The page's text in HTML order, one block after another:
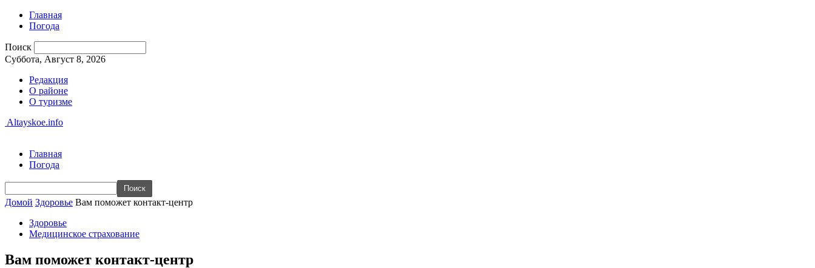
Главная
Погода
Поиск
Суббота, Август 8, 2026
Редакция
О районе
О туризме
Altayskoe.info
Главная
Погода
Домой Здоровье Вам поможет контакт-центр
Здоровье
Медицинское страхование
Вам поможет контакт-центр